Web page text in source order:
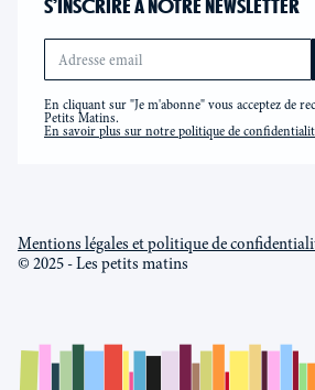
S’INSCRIRE À NOTRE NEWSLETTER
En cliquant sur "Je m'abonne" vous acceptez de
Petits Matins.
En savoir plus sur notre politique de
Mentions légales et politique de
© 2025 - Les petits matins